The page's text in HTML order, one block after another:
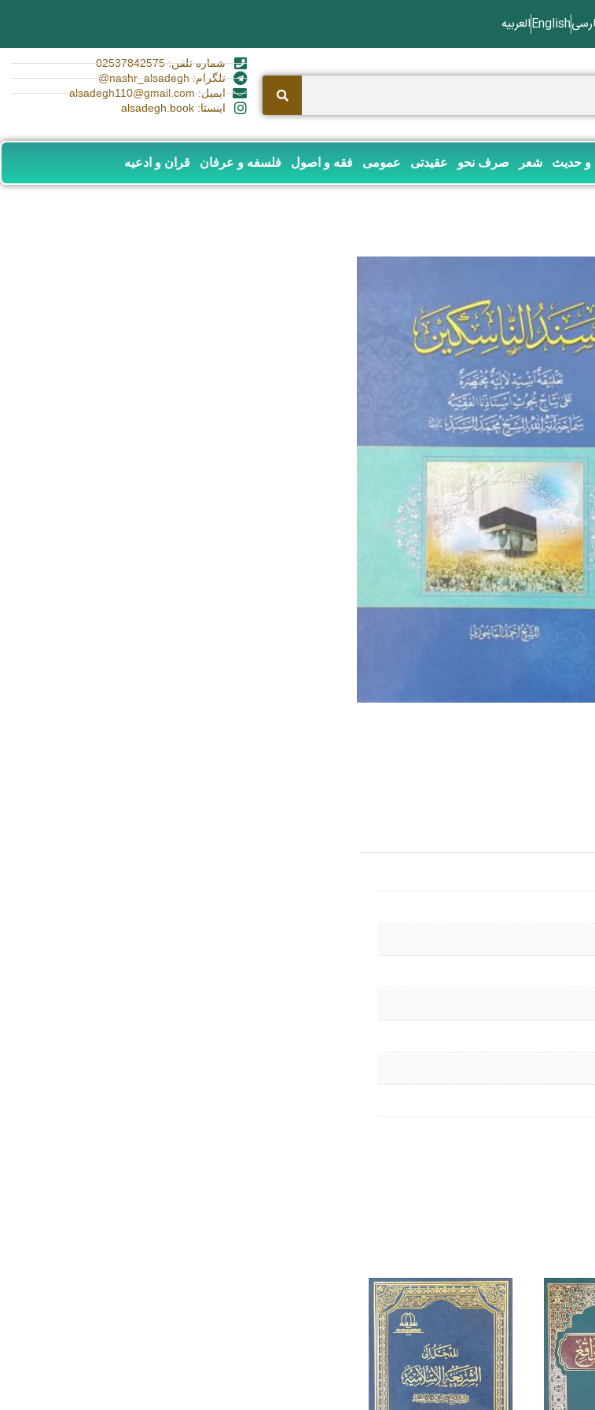
Englishالعربیه
شماره تلفن: 02537842575
تلگرام: nashr_alsadegh@
ایمیل: alsadegh110@gmail.com
اینستا: alsadegh.book
و حدیث شعر صرف نحو عقیدتی عمومی فقه و اصول فلسفه و عرفان قران و ادعیه